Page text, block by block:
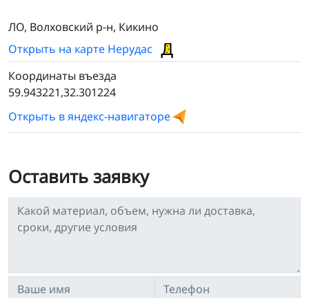
ЛО, Волховский р-н, Кикино
Открыть на карте Нерудас
Координаты въезда
59.943221,32.301224
Открыть в яндекс-навигаторе
Оставить заявку